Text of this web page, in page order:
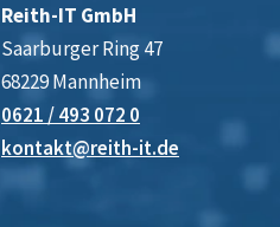
Reith-IT GmbH
Saarburger Ring 47
68229 Mannheim
0621 / 493 072 0
kontakt@reith-it.de